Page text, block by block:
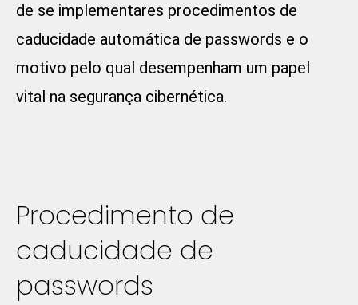
de se implementares procedimentos de
caducidade automática de passwords e o
motivo pelo qual desempenham um papel
vital na segurança cibernética.
Procedimento de
caducidade de
passwords